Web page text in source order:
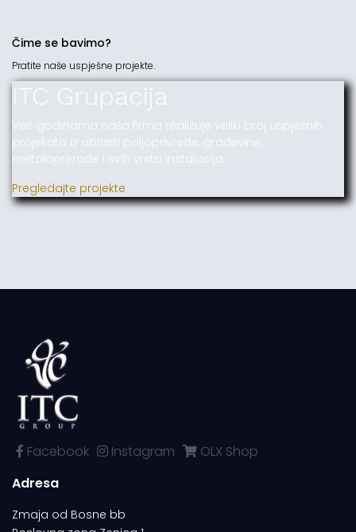
Čime se bavimo?
Pratite naše uspješne projekte.
ITC Grupacija
Već godinama naša firma realizuje veliki broj uspješnih
projekata iz oblasti poljoprivrede, građevine,
metaloprerade i svih vrsta instalacija.
Pregledajte projekte
Facebook Instagram
OLX Shop
Adresa
Zmaja od Bosne bb